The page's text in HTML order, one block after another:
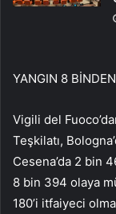
YANGIN 8
Vigili del
Teşkilatı,
Cesena’da 2 bin
8 bin 394 olaya
180’i itfaiyeci